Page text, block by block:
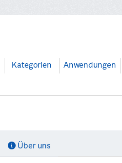
Kategorien Anwendungen
Über uns